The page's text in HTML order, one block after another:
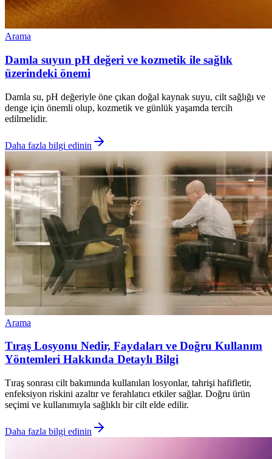
Arama
Damla suyun pH değeri ve kozmetik ile sağlık
üzerindeki önemi
Damla su, pH değeriyle öne çıkan doğal kaynak suyu, cilt sağlığı ve
denge için önemli olup, kozmetik ve günlük yaşamda tercih
edilmelidir.
Daha fazla bilgi edinin
Arama
Tıraş Losyonu Nedir, Faydaları ve Doğru Kullanım
Yöntemleri Hakkında Detaylı Bilgi
Tıraş sonrası cilt bakımında kullanılan losyonlar, tahrişi hafifletir,
enfeksiyon riskini azaltır ve ferahlatıcı etkiler sağlar. Doğru ürün
seçimi ve kullanımıyla sağlıklı bir cilt elde edilir.
Daha fazla bilgi edinin